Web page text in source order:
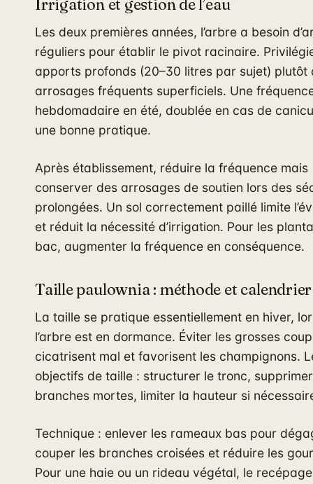
Irrigation et gestion de l’eau
Les deux premières années, l’arbre a besoin
réguliers pour établir le pivot racinaire.
apports profonds (20–30 litres par sujet) plutôt
arrosages fréquents superficiels. Une
hebdomadaire en été, doublée en cas de
une bonne pratique.
Après établissement, réduire la fréquence mais
conserver des arrosages de soutien lors des
prolongées. Un sol correctement paillé limite
et réduit la nécessité d’irrigation. Pour les
bac, augmenter la fréquence en conséquence.
Taille paulownia : méthode et calendrier
La taille se pratique essentiellement en hiver,
l’arbre est en dormance. Éviter les grosses
cicatrisent mal et favorisent les champignons.
objectifs de taille : structurer le tronc,
branches mortes, limiter la hauteur si
Technique : enlever les rameaux bas pour
couper les branches croisées et réduire les
Pour une haie ou un rideau végétal, le